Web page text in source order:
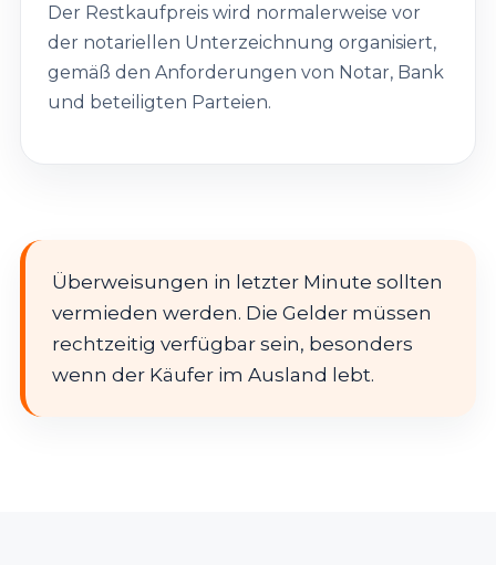
Der Restkaufpreis wird normalerweise vor
der notariellen Unterzeichnung organisiert,
gemäß den Anforderungen von Notar, Bank
und beteiligten Parteien.
Überweisungen in letzter Minute sollten
vermieden werden. Die Gelder müssen
rechtzeitig verfügbar sein, besonders
wenn der Käufer im Ausland lebt.